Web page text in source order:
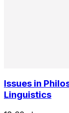
Issues in
Linguistics